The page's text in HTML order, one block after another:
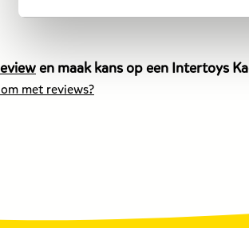
en maak kans op een Intertoys
met reviews?